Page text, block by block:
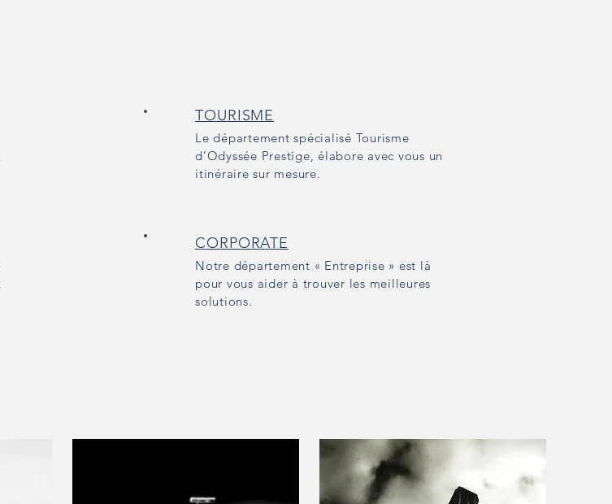
TOURISME
Le département spécialisé Tourisme
d’Odyssée Prestige, élabore avec vous un
itinéraire sur mesure.
CORPORATE
Notre département « Entreprise » est là
pour vous aider à trouver les meilleures
solutions.